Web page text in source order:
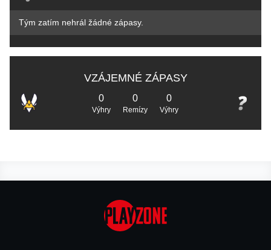
Tým zatím nehrál žádné zápasy.
VZÁJEMNÉ ZÁPASY
0
Výhry
0
Remízy
0
Výhry